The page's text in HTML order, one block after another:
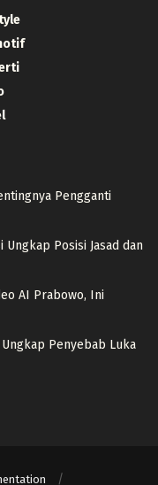
Pengganti
Posisi Jasad dan
AI Prabowo, Ini
Penyebab Luka